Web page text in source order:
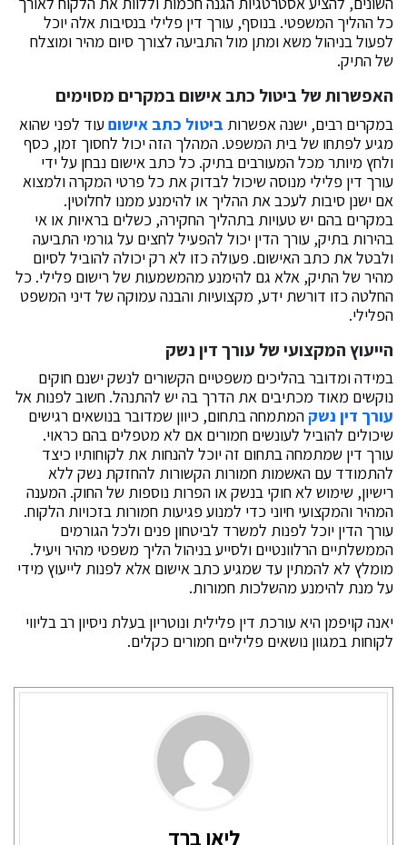
כל ההליך המשפטי. בנוסף, עורך דין פלילי בנסיבות אלה יוכל
לפעול בניהול משא ומתן מול התביעה לצורך סיום מהיר ומוצלח
של התיק.
האפשרות של ביטול כתב אישום במקרים מסוימים
במקרים רבים, ישנה אפשרות ביטול כתב אישוםעוד לפני שהוא
מגיע לפתחו של בית המשפט. המהלך הזה יכול לחסוך זמן, כסף
ולחץ מיותר מכל המעורבים בתיק. כל כתב אישום נבחן על ידי
עורך דין פלילי מנוסה שיכול לבדוק את כל פרטי המקרה ולמצוא
אם ישנן סיבות לעכב את ההליך או להימנע ממנו לחלוטין.
במקרים בהם יש טעויות בתהליך החקירה, כשלים בראיות או אי
בהירות בתיק, עורך הדין יכול להפעיל לחצים על גורמי התביעה
ולבטל את כתב האישום. פעולה כזו לא רק יכולה להוביל לסיום
מהיר של התיק, אלא גם להימנע מהמשמעות של רישום פלילי. כל
החלטה כזו דורשת ידע, מקצועיות והבנה עמוקה של דיני המשפט
הפלילי.
הייעוץ המקצועי של עורך דין נשק
במידה ומדובר בהליכים משפטיים הקשורים לנשק ישנם חוקים
נוקשים מאוד מכתיבים את הדרך בה יש להתנהל. חשוב לפנות אל
עורך דין נשקהמתמחה בתחום, כיוון שמדובר בנושאים רגישים
שיכולים להוביל לעונשים חמורים אם לא מטפלים בהם כראוי.
עורך דין שמתמחה בתחום זה יוכל להנחות את לקוחותיו כיצד
להתמודד עם האשמות חמורות הקשורות להחזקת נשק ללא
רישיון, שימוש לא חוקי בנשק או הפרות נוספות של החוק. המענה
המהיר והמקצועי חיוני כדי למנוע פגיעות חמורות בזכויות הלקוח.
עורך הדין יוכל לפנות למשרד לביטחון פנים ולכל הגורמים
הממשלתיים הרלוונטיים ולסייע בניהול הליך משפטי מהיר ויעיל.
מומלץ לא להמתין עד שמגיע כתב אישום אלא לפנות לייעוץ מידי
על מנת להימנע מהשלכות חמורות.
יאנה קויפמן היא עורכת דין פלילית ונוטריון בעלת ניסיון רב בליווי
לקוחות במגוון נושאים פליליים חמורים כקלים.
ליאו ברד